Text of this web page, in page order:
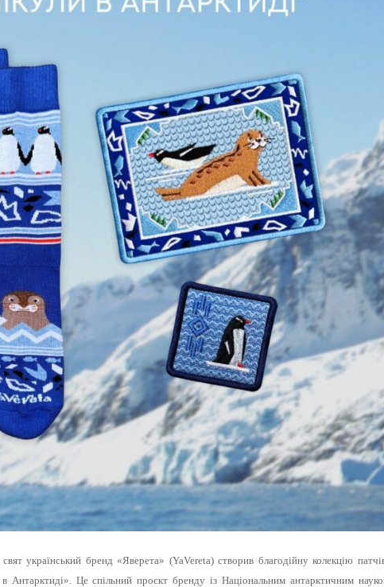
український бренд «Яверета» (YaVereta) створив благодійну колекцію
Антарктиді». Це спільний проєкт бренду із Національним антарктичним